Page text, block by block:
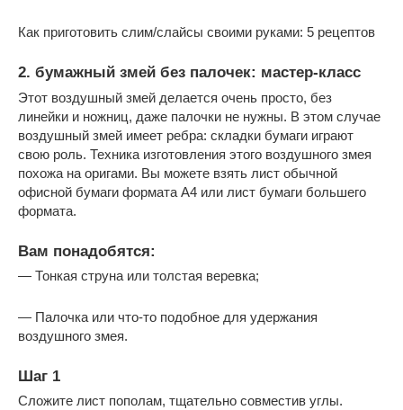
Как приготовить слим/слайсы своими руками: 5 рецептов
2. бумажный змей без палочек: мастер-класс
Этот воздушный змей делается очень просто, без
линейки и ножниц, даже палочки не нужны. В этом случае
воздушный змей имеет ребра: складки бумаги играют
свою роль. Техника изготовления этого воздушного змея
похожа на оригами. Вы можете взять лист обычной
офисной бумаги формата А4 или лист бумаги большего
формата.
Вам понадобятся:
— Тонкая струна или толстая веревка;
— Палочка или что-то подобное для удержания
воздушного змея.
Шаг 1
Сложите лист пополам, тщательно совместив углы.